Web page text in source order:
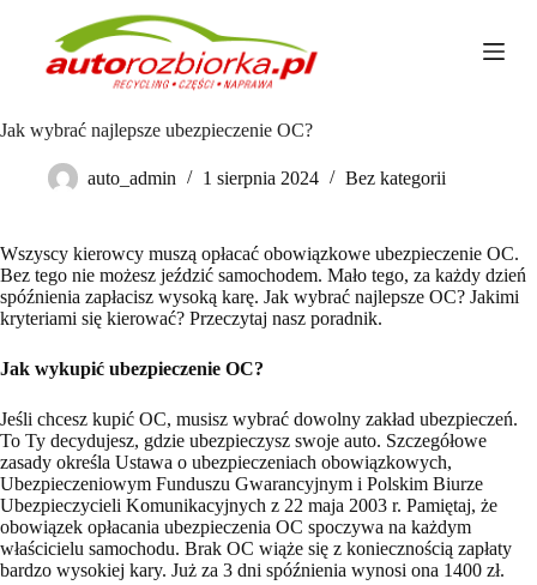
d
e
ś
c
i
Jak wybrać najlepsze ubezpieczenie OC?
auto_admin 1 sierpnia 2024 Bez kategorii
Wszyscy kierowcy muszą opłacać obowiązkowe ubezpieczenie OC.
Bez tego nie możesz jeździć samochodem. Mało tego, za każdy dzień
spóźnienia zapłacisz wysoką karę. Jak wybrać najlepsze OC? Jakimi
kryteriami się kierować? Przeczytaj nasz poradnik.
Jak wykupić ubezpieczenie OC?
Jeśli chcesz kupić OC, musisz wybrać dowolny zakład ubezpieczeń.
To Ty decydujesz, gdzie ubezpieczysz swoje auto. Szczegółowe
zasady określa Ustawa o ubezpieczeniach obowiązkowych,
Ubezpieczeniowym Funduszu Gwarancyjnym i Polskim Biurze
Ubezpieczycieli Komunikacyjnych z 22 maja 2003 r. Pamiętaj, że
obowiązek opłacania ubezpieczenia OC spoczywa na każdym
właścicielu samochodu. Brak OC wiąże się z koniecznością zapłaty
bardzo wysokiej kary. Już za 3 dni spóźnienia wynosi ona 1400 zł.